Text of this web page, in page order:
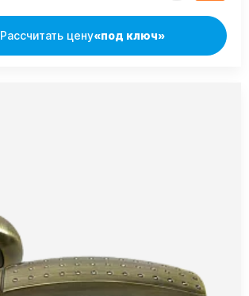
Рассчитать цену«под ключ»